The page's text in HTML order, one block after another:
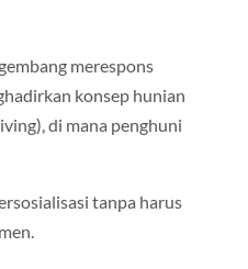
merespons
konsep hunian
di mana penghuni
tanpa harus